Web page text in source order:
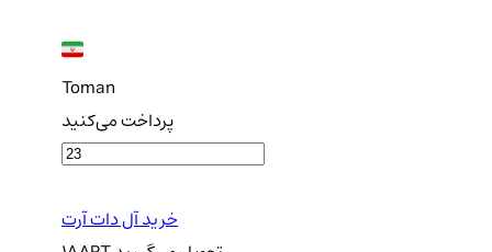
Toman
پرداخت می‌کنید
خرید آل دات آرت